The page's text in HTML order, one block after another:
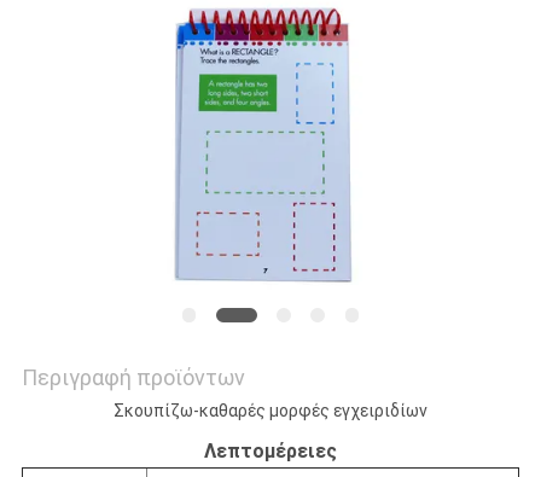
Περιγραφή προϊόντων
Σκουπίζω-καθαρές μορφές εγχειριδίων
Λεπτομέρειες